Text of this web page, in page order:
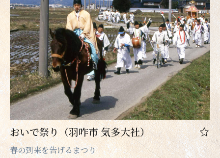
おいで祭り（羽咋市 気多大社）
春の到来を告げるまつり